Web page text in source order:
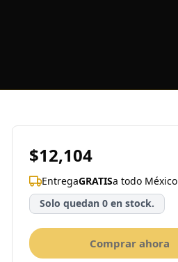
$12,104
EntregaGRATISa todo México
Solo quedan 0 en stock.
Comprar ahora